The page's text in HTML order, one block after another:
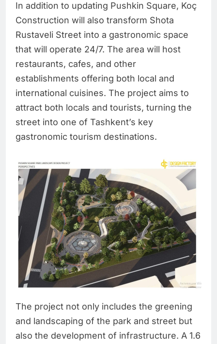
In addition to updating Pushkin Square, Koç
Construction will also transform Shota
Rustaveli Street into a gastronomic space
that will operate 24/7. The area will host
restaurants, cafes, and other
establishments offering both local and
international cuisines. The project aims to
attract both locals and tourists, turning the
street into one of Tashkent’s key
gastronomic tourism destinations.
The project not only includes the greening
and landscaping of the park and street but
also the development of infrastructure. A 1.6